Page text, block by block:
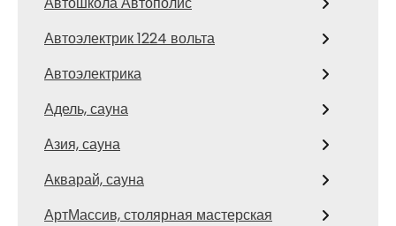
Автоэлектрик 1224 вольта
Автоэлектрика
Адель, сауна
Азия, сауна
Акварай, сауна
АртМассив, столярная мастерская